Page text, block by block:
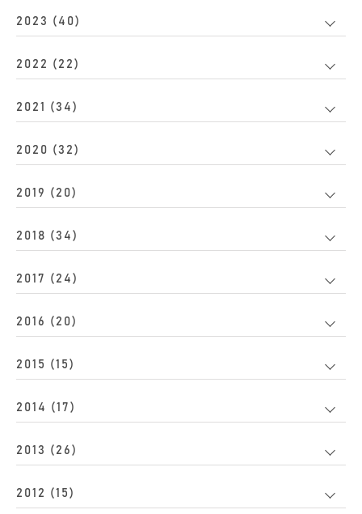
2023 (40)
2022 (22)
2021 (34)
2020 (32)
2019 (20)
2018 (34)
2017 (24)
2016 (20)
2015 (15)
2014 (17)
2013 (26)
2012 (15)